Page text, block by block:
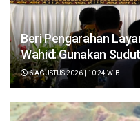
Beri Pengarahan
Wahid: Gunakan
6 AGUSTUS 2026 | 10:24 WIB